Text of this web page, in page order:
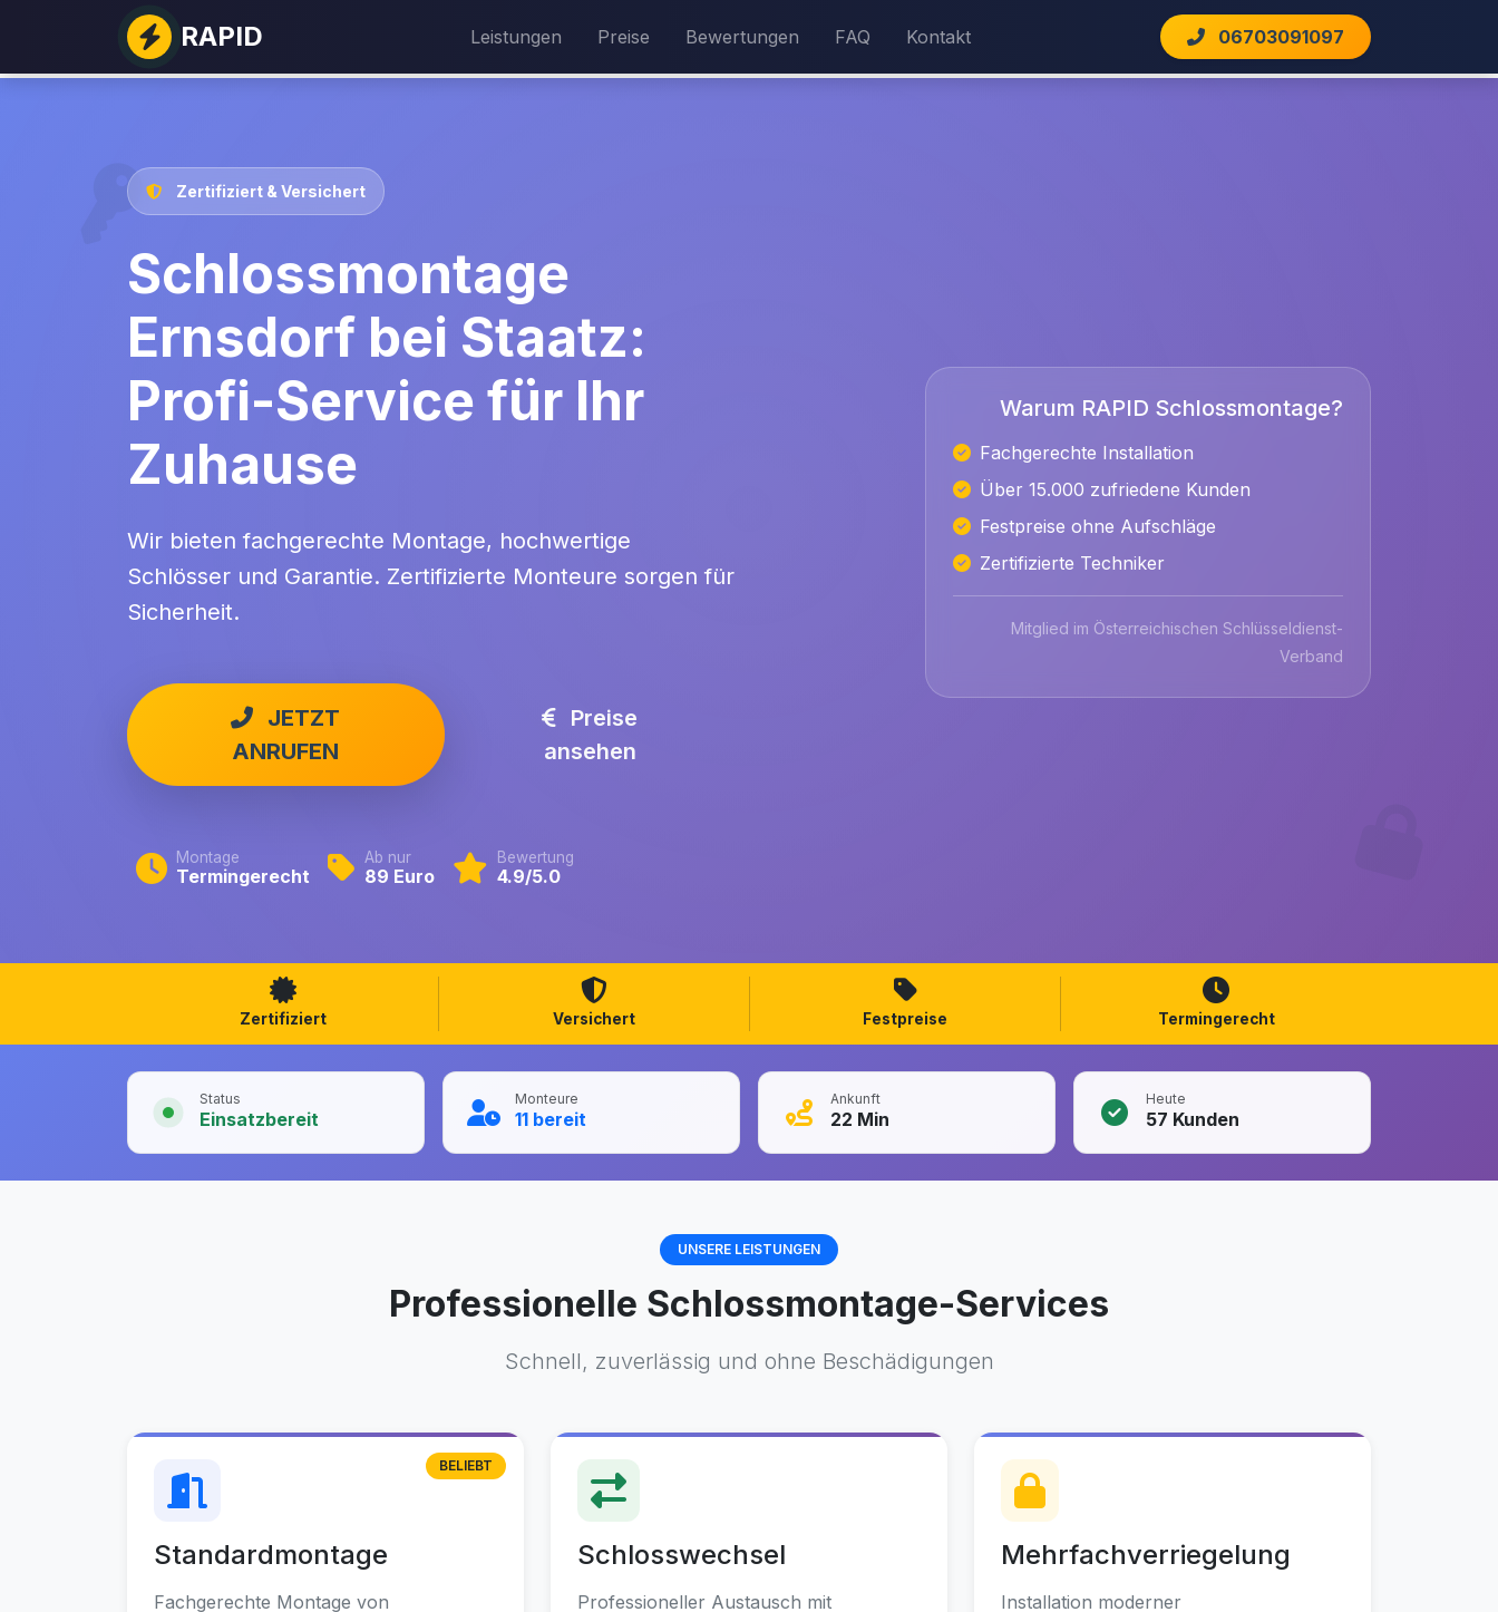
RAPID Leistungen Preise Bewertungen FAQ Kontakt 06703091097
Zertifiziert & Versichert
Schlossmontage
Ernsdorf bei Staatz:
Profi-Service für Ihr
Zuhause
Wir bieten fachgerechte Montage, hochwertige
Schlösser und Garantie. Zertifizierte Monteure sorgen für
Sicherheit.
JETZT
ANRUFEN
Preise
ansehen
Montage
Termingerecht
Ab nur
89 Euro
Bewertung
4.9/5.0
Warum RAPID Schlossmontage?
Fachgerechte Installation
Über 15.000 zufriedene Kunden
Festpreise ohne Aufschläge
Zertifizierte Techniker
Mitglied im Österreichischen Schlüsseldienst-
Verband
Zertifiziert Versichert Festpreise Termingerecht
Status
Einsatzbereit
Monteure
11 bereit
Ankunft
22 Min
Heute
57 Kunden
UNSERE LEISTUNGEN
Professionelle Schlossmontage-Services
Schnell, zuverlässig und ohne Beschädigungen
Standardmontage
Fachgerechte Montage von
BELIEBT
Schlosswechsel
Professioneller Austausch mit
Mehrfachverriegelung
Installation moderner